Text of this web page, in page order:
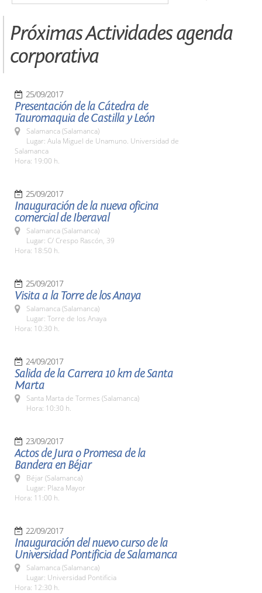
Próximas Actividades agenda
corporativa
25/09/2017
Presentación de la Cátedra de
Tauromaquia de Castilla y León
Salamanca (Salamanca)
Lugar: Aula Miguel de Unamuno. Universidad de
Salamanca
Hora: 19:00 h.
25/09/2017
Inauguración de la nueva oficina
comercial de Iberaval
Salamanca (Salamanca)
Lugar: C/ Crespo Rascón, 39
Hora: 18:50 h.
25/09/2017
Visita a la Torre de los Anaya
Salamanca (Salamanca)
Lugar: Torre de los Anaya
Hora: 10:30 h.
24/09/2017
Salida de la Carrera 10 km de Santa
Marta
Santa Marta de Tormes (Salamanca)
Hora: 10:30 h.
23/09/2017
Actos de Jura o Promesa de la
Bandera en Béjar
Béjar (Salamanca)
Lugar: Plaza Mayor
Hora: 11:00 h.
22/09/2017
Inauguración del nuevo curso de la
Universidad Pontificia de Salamanca
Salamanca (Salamanca)
Lugar: Universidad Pontificia
Hora: 12:30 h.